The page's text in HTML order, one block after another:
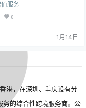
1个 IP地址：1个 数据库：2
值服务
0
1月14日
港，在深圳、重庆设有分
务的综合性跨境服务商。公